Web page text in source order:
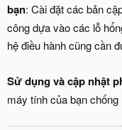
bạn: Cài đặt các bản
công dựa vào các lỗ
hệ điều hành cũng cần
Sử dụng và cập nhật
máy tính của bạn